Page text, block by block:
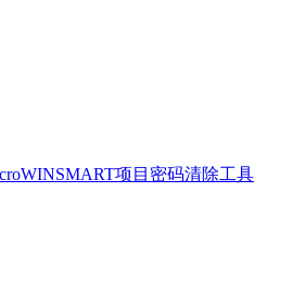
项目密码清除工具